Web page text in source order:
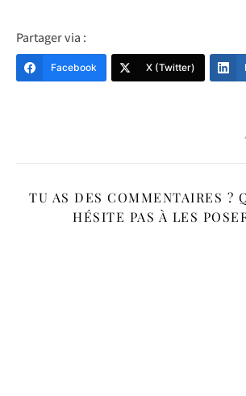
Partager via :
Facebook X (Twitter)
TU AS DES COMMENTAIRES ?
HÉSITE PAS À LES